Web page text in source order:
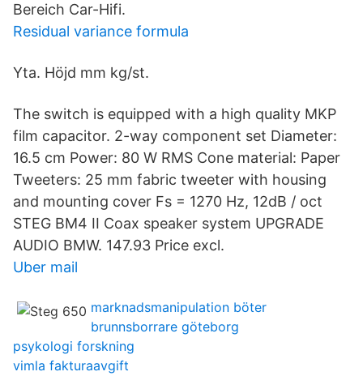
Bereich Car-Hifi.
Residual variance formula
Yta. Höjd mm kg/st.
The switch is equipped with a high quality MKP
film capacitor. 2-way component set Diameter:
16.5 cm Power: 80 W RMS Cone material: Paper
Tweeters: 25 mm fabric tweeter with housing
and mounting cover Fs = 1270 Hz, 12dB / oct
STEG BM4 II Coax speaker system UPGRADE
AUDIO BMW. 147.93 Price excl.
Uber mail
marknadsmanipulation böter
brunnsborrare göteborg
psykologi forskning
vimla fakturaavgift